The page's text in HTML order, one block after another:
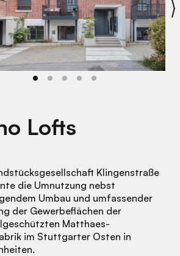
Lofts
Klingenstraße
die Umnutzung nebst
Umbau und umfassender
der Gewerbeflächen der
Matthaes-
im Stuttgarter Osten in